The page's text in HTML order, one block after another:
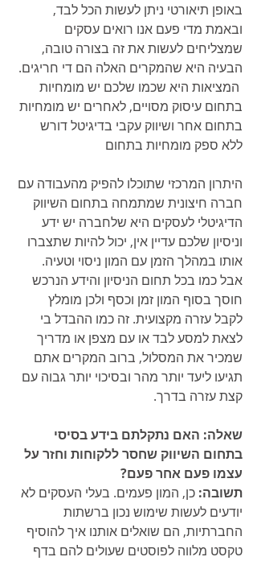
באופן תיאורטי ניתן לעשות הכל לבד,
ובאמת מדי פעם אנו רואים עסקים
שמצליחים לעשות את זה בצורה טובה,
הבעיה היא שהמקרים האלה הם די חריגים.
המציאות היא שכמו שלכם יש מומחיות
בתחום עיסוק מסויים, לאחרים יש מומחיות
בתחום אחר ושיווק עקבי בדיגיטל דורש
ללא ספק מומחיות בתחום
היתרון המרכזי שתוכלו להפיק מהעבודה עם
חברה חיצונית שמתמחה בתחום השיווק
הדיגיטלי לעסקים היא שלחברה יש ידע
וניסיון שלכם עדיין אין, יכול להיות שתצברו
אותו במהלך הזמן עם המון ניסוי וטעיה.
אבל כמו בכל תחום הניסיון והידע הנרכש
חוסך בסוף המון זמן וכסף ולכן מומלץ
לקבל עזרה מקצועית. זה כמו ההבדל בי
לצאת למסע לבד או עם מצפן או מדריך
שמכיר את המסלול, ברוב המקרים אתם
תגיעו ליעד יותר מהר ובסיכוי יותר גבוה עם
קצת עזרה בדרך.
שאלה: האם נתקלתם בידע בסיסי
בתחום השיווק שחסר ללקוחות וחזר על
עצמו פעם אחר פעם?
תשובה: כן, המון פעמים. בעלי העסקים לא
יודעים לעשות שימוש נכון ברשתות
החברתיות, הם שואלים אותנו איך להוסיף
טקסט מלווה לפוסטים שעולים להם בדף